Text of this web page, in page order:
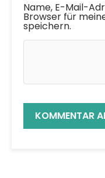
Name, E-Mail-
Browser für
speichern.